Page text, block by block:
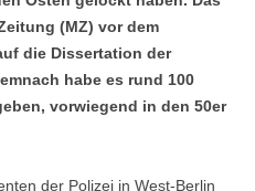
(MZ) vor dem
die Dissertation der
habe es rund 100
vorwiegend in den 50er
der Polizei in West-Berlin